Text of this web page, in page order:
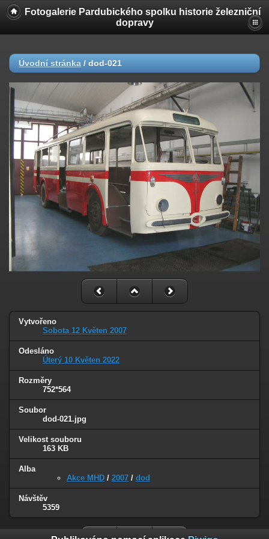
Fotogalerie Pardubického spolku historie železniční
dopravy
Úvodní stránka / dod-021
Vytvořeno
Sobota 12 Květen 2007
Odesláno
Úterý 10 Květen 2022
Rozměry
752*564
Soubor
dod-021.jpg
Velikost souboru
163 KB
Alba
Akce MHD / 2007 / dod
Návštěv
5359